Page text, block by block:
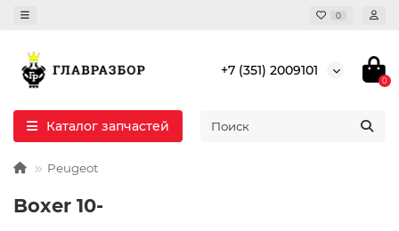
0
+7 (351) 2009101
0
Каталог запчастей
Peugeot
Boxer 10-